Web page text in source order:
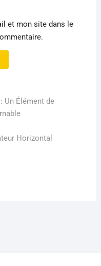
et mon site dans le
Un Élément de
Horizontal